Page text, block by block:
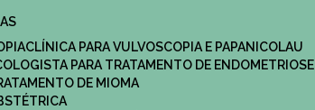
CLÍNICA PARA VULVOSCOPIA E PAPANICOLAU
PARA TRATAMENTO DE ENDOMETRIOSE
DE MIOMA